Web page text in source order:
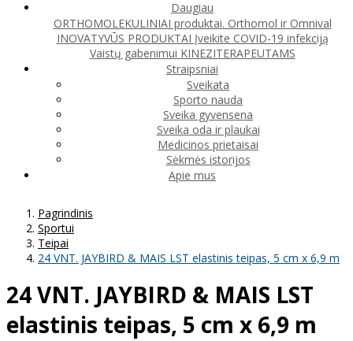
Daugiau
ORTHOMOLEKULINIAI produktai. Orthomol ir Omnival
INOVATYVŪS PRODUKTAI Įveikite COVID-19 infekciją
Vaistų gabenimui KINEZITERAPEUTAMS
Straipsniai
Sveikata
Sporto nauda
Sveika gyvensena
Sveika oda ir plaukai
Medicinos prietaisai
Sėkmės istorijos
Apie mus
Pagrindinis
Sportui
Teipai
24 VNT. JAYBIRD & MAIS LST elastinis teipas, 5 cm x 6,9 m
24 VNT. JAYBIRD & MAIS LST
elastinis teipas, 5 cm x 6,9 m